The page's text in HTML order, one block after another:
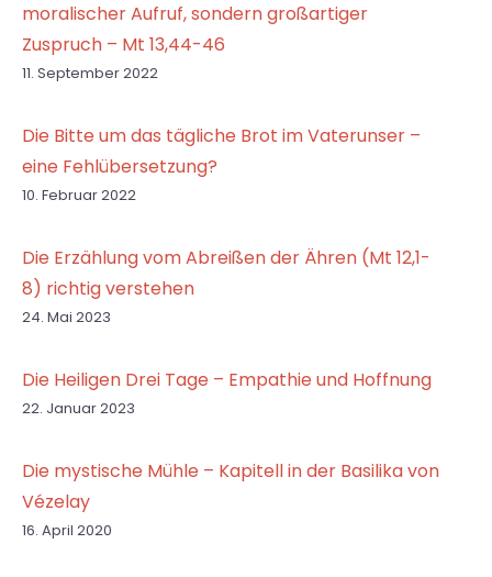
moralischer Aufruf, sondern großartiger
Zuspruch – Mt 13,44-46
11. September 2022
Die Bitte um das tägliche Brot im Vaterunser –
eine Fehlübersetzung?
10. Februar 2022
Die Erzählung vom Abreißen der Ähren (Mt 12,1-
8) richtig verstehen
24. Mai 2023
Die Heiligen Drei Tage – Empathie und Hoffnung
22. Januar 2023
Die mystische Mühle – Kapitell in der Basilika von
Vézelay
16. April 2020